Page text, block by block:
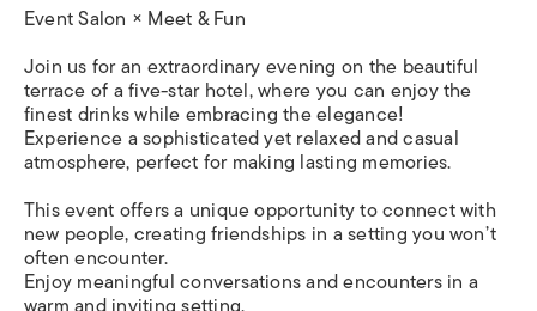
Event Salon × Meet & Fun
Join us for an extraordinary evening on the beautiful
terrace of a five-star hotel, where you can enjoy the
finest drinks while embracing the elegance!
Experience a sophisticated yet relaxed and casual
atmosphere, perfect for making lasting memories.
This event offers a unique opportunity to connect with
new people, creating friendships in a setting you won’t
often encounter.
Enjoy meaningful conversations and encounters in a